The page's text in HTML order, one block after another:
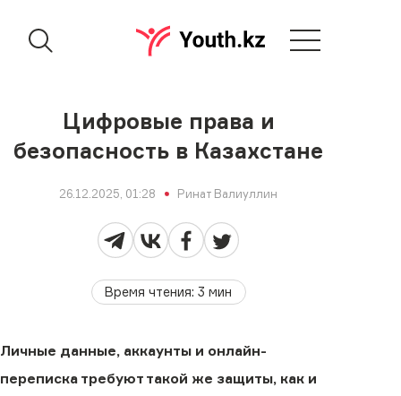
Цифровые права и
безопасность в Казахстане
26.12.2025, 01:28 Ринат Валиуллин
Время чтения:3 мин
Личные данные, аккаунты и онлайн-
переписка требуют такой же защиты, как и